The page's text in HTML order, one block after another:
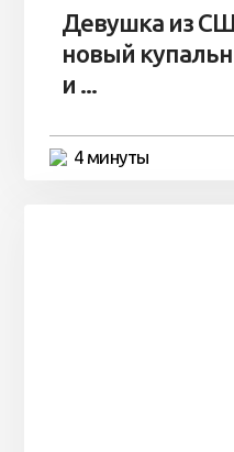
Девушка из
новый
и ...
4 минуты